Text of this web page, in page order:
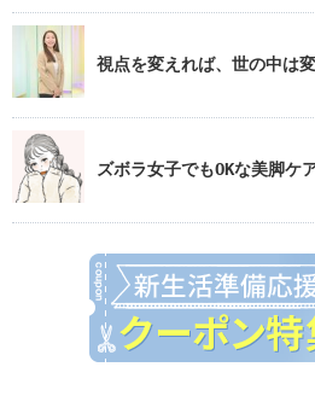
視点を変えれば、世の中
ズボラ女子でもOKな美脚ケ